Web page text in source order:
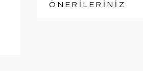
ÖNERİLERİNİZ